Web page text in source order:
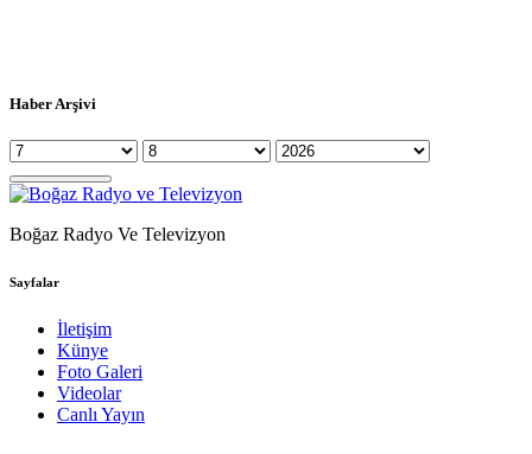
Haber Arşivi
Boğaz Radyo Ve Televizyon
Sayfalar
İletişim
Künye
Foto Galeri
Videolar
Canlı Yayın